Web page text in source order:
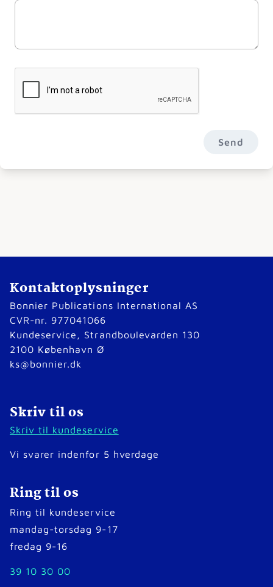
Send
Kontaktoplysninger
Bonnier Publications International AS
CVR-nr. 977041066
Kundeservice, Strandboulevarden 130
2100 København Ø
ks@bonnier.dk
Skriv til os
Skriv til kundeservice
Vi svarer indenfor 5 hverdage
Ring til os
Ring til kundeservice
mandag-torsdag 9-17
fredag 9-16
39 10 30 00